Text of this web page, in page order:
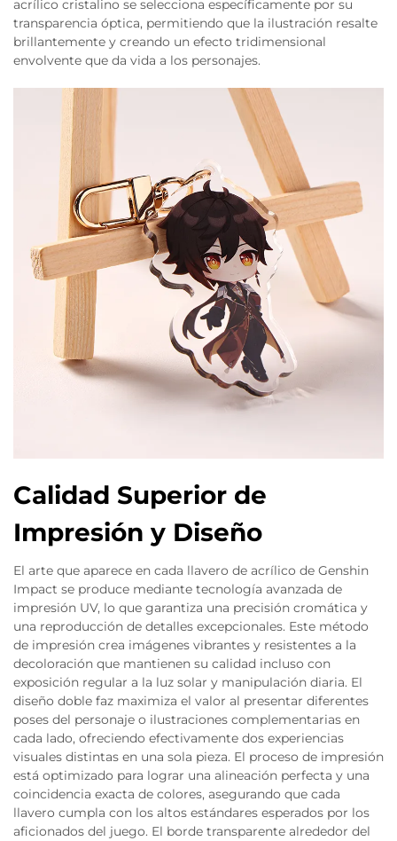
acrílico cristalino se selecciona específicamente por su
transparencia óptica, permitiendo que la ilustración resalte
brillantemente y creando un efecto tridimensional
envolvente que da vida a los personajes.
Calidad Superior de
Impresión y Diseño
El arte que aparece en cada llavero de acrílico de Genshin
Impact se produce mediante tecnología avanzada de
impresión UV, lo que garantiza una precisión cromática y
una reproducción de detalles excepcionales. Este método
de impresión crea imágenes vibrantes y resistentes a la
decoloración que mantienen su calidad incluso con
exposición regular a la luz solar y manipulación diaria. El
diseño doble faz maximiza el valor al presentar diferentes
poses del personaje o ilustraciones complementarias en
cada lado, ofreciendo efectivamente dos experiencias
visuales distintas en una sola pieza. El proceso de impresión
está optimizado para lograr una alineación perfecta y una
coincidencia exacta de colores, asegurando que cada
llavero cumpla con los altos estándares esperados por los
aficionados del juego. El borde transparente alrededor del